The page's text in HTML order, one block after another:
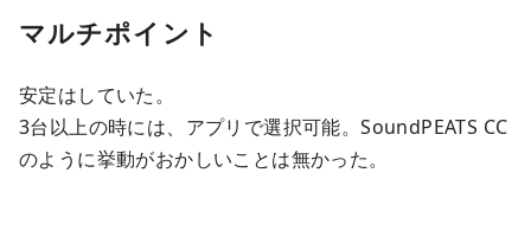
マルチポイント
安定はしていた。
3台以上の時には、アプリで選択可能。SoundPEATS CC
のように挙動がおかしいことは無かった。